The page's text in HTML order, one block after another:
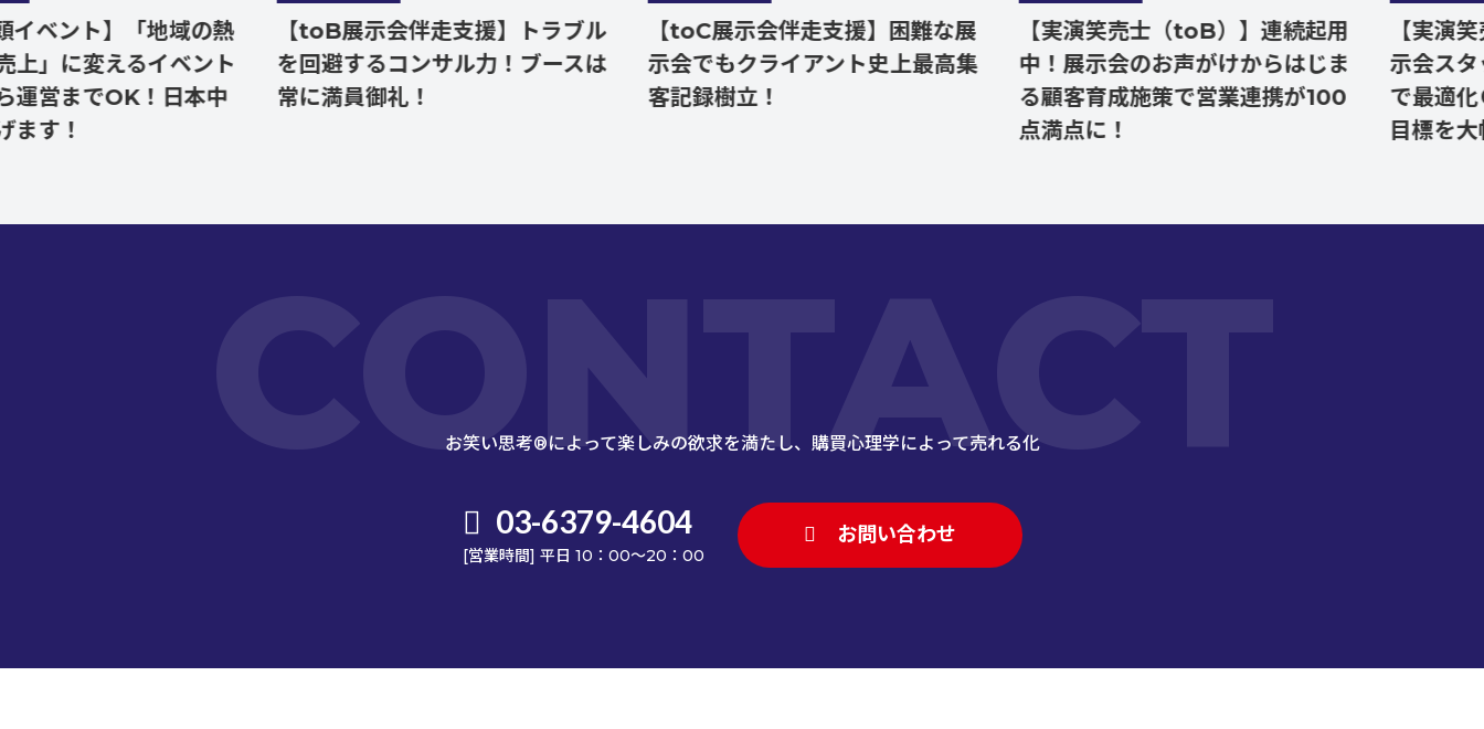
ト】「地域の熱
変えるイベント
でOK！日本中
【toB展示会伴走支援】トラブル
を回避するコンサル力！ブースは
常に満員御礼！
【toC展示会伴走支援】困難な展
示会でもクライアント史上最高集
客記録樹立！
【実演笑売士（toB）】連続起用
中！展示会のお声がけからはじま
る顧客育成施策で営業連携が100
点満点に！
【実演笑売士
示会スタッフ
で最適化ＯＫ
目標を大幅達
CONTACT
お笑い思考®によって楽しみの欲求を満たし、 購買心理学によって売れる化
03-6379-4604
[営業時間] 平日 10：00～20：00
お問い合わせ